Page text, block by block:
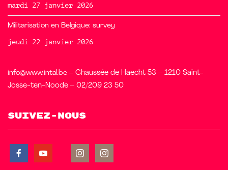
mardi 27 janvier 2026
Militarisation en Belgique: survey
jeudi 22 janvier 2026
info@www.intal.be – Chaussée de Haecht 53 – 1210 Saint-
Josse-ten-Noode – 02/209 23 50
Suivez-nous